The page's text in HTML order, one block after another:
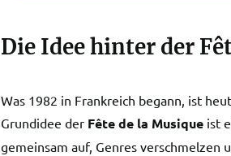
Die Idee hinter der
Was 1982 in Frankreich begann, ist
Grundidee der Fête de la Musique ist
gemeinsam auf, Genres verschmelzen